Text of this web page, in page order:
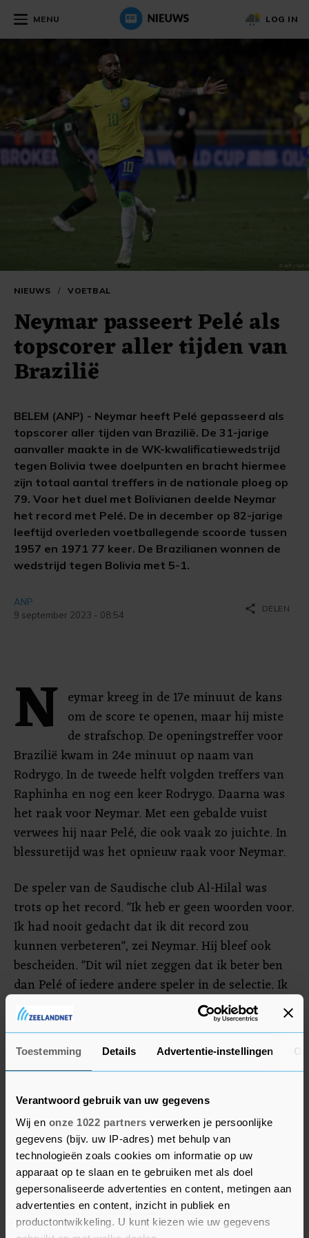
Toestemming Details Advertentie-instellingen
Verantwoord gebruik van uw gegevens
Wij en onze 1022 partners verwerken je persoonlijke
gegevens (bijv. uw IP-adres) met behulp van
technologieën zoals cookies om informatie op uw
apparaat op te slaan en te gebruiken met als doel
gepersonaliseerde advertenties en content, metingen aan
advertenties en content, inzicht in publiek en
productontwikkeling. U kunt kiezen wie uw gegevens
MENU LOG IN
NIEUWS / VOETBAL
Neymar passeert Pelé als
topscorer aller tijden van
Brazilië
BELEM (ANP) - Neymar heeft Pelé gepasseerd als
topscorer aller tijden van Brazilië. De 31-jarige
aanvaller maakte in de WK-kwalificatiewedstrijd
tegen Bolivia twee doelpunten en bracht hiermee
zijn totaal aantal treffers in de nationale ploeg op
79. Voor het duel met Bolivianen deelde Neymar
het record met Pelé. De in december op 82-jarige
leeftijd overleden voetballegende scoorde tussen
1957 en 1971 77 keer. De Brazilianen wonnen de
wedstrijd tegen Bolivia met 5-1.
ANP
9 september 2023 - 08:54
share DELEN
N eymar kreeg in de 17e minuut de kans
om de score te openen, maar hij miste
de strafschop. De openingstreffer voor
Brazilië kwam in 24e minuut op naam van
Rodrygo. In de tweede helft volgden treffers van
Raphinha en nog een keer Rodrygo. Daarna was
het raak voor Neymar. Met een gebalde vuist
verwees hij naar Pelé, die ook vaak zo juichte. In
blessuretijd was het opnieuw raak voor Neymar.
De speler van de Saudische club Al-Hilal was
trots op het record. "Ik heb er geen woorden voor.
Ik had nooit gedacht dat ik dit record zou
kunnen verbeteren", zei Neymar. Hij bleef ook
bescheiden. "Dit wil niet zeggen dat ik beter ben
dan Pelé of iedere andere speler in de selectie. Ik
heb wel altijd geschiedenis willen schrijven in het
Braziliaanse voetbal en met de nationale ploeg.
Dat heb ik vandaag gedaan."
De enige treffer van Bolivia kwam op naam van
Victor Abrego.